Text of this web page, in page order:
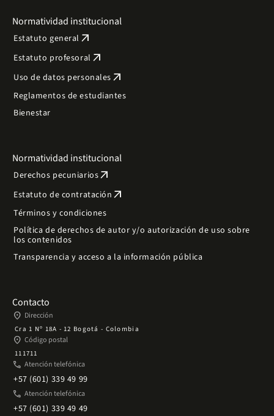
Normatividad institucional
Estatuto general arrow_outward
Estatuto profesoral arrow_outward
Uso de datos personales arrow_outward
Reglamentos de estudiantes
Bienestar
Normatividad institucional
Derechos pecuniariosarrow_outward
Estatuto de contratación arrow_outward
Términos y condiciones
Política de derechos de autor y/o autorización de uso sobre
los contenidos
Transparencia y acceso a la información pública
Contacto
place Dirección
Cra 1 Nº 18A - 12 Bogotá - Colombia
place Código postal
111711
phone Atención telefónica
+57 (601) 339 49 99
phone Atención telefónica
+57 (601) 339 49 49